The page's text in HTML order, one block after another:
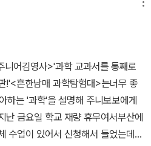
, 위성 등에 대한 이야기도 충실하다.
의 내용을 최대한 반영해서 체계를
궁금해하는 질문들을 수집하고 이
툰으로 편집되어 과학의 전문성과
와 자녀가 함께 즐겁게 공부할 수 있
니어김영사>​​​​'과학 교과서를 통째로
!'<흔한남매 과학탐험대>는너무 좋
하는 '과학'을 설명해 주니보보에게
난 금요일 학교 재량 휴무여서부산에
수업이 있어서 신청해서 들었는데삼